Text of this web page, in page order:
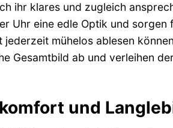
ihr klares und zugleich
Uhr eine edle Optik und sorgen
mühelos ablesen
Gesamtbild ab und verleihen
und